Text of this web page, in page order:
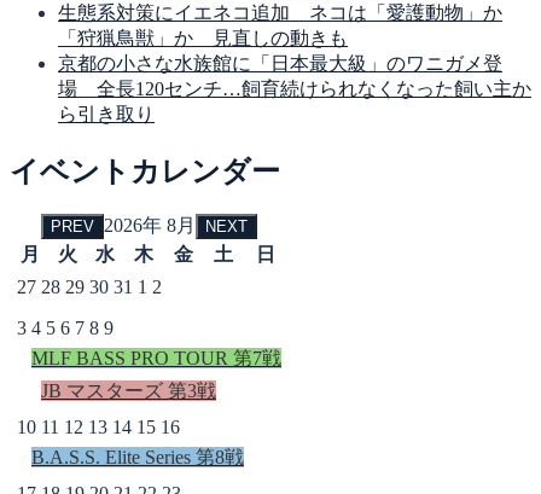
生態系対策にイエネコ追加 ネコは「愛護動物」か
「狩猟鳥獣」か 見直しの動きも
京都の小さな水族館に「日本最大級」のワニガメ登
場 全長120センチ…飼育続けられなくなった飼い主か
ら引き取り
イベントカレンダー
PREV 2026年 8月 NEXT
月 火 水 木 金 土
日
27 28 29 30 31 1 2
3 4 5 6 7 8 9
MLF BASS PRO TOUR 第7戦
JB マスターズ 第3戦
10 11 12 13 14 15 16
B.A.S.S. Elite Series 第8戦